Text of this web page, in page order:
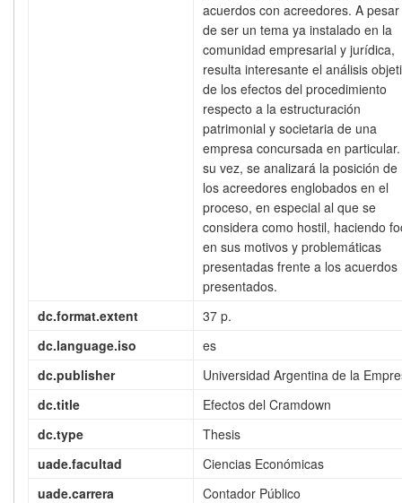
acuerdos con acreedores. A pesar
de ser un tema ya instalado en la
comunidad empresarial y jurídica,
resulta interesante el análisis
de los efectos del procedimiento
respecto a la estructuración
patrimonial y societaria de una
empresa concursada en
su vez, se analizará la posición de
los acreedores englobados en el
proceso, en especial al que se
considera como hostil, haciendo
en sus motivos y problemáticas
presentadas frente a los acuerdos
presentados.
dc.format.extent
37 p.
dc.language.iso
es
dc.publisher
Universidad Argentina de la
dc.title
Efectos del Cramdown
dc.type
Thesis
uade.facultad
Ciencias Económicas
uade.carrera
Contador Público